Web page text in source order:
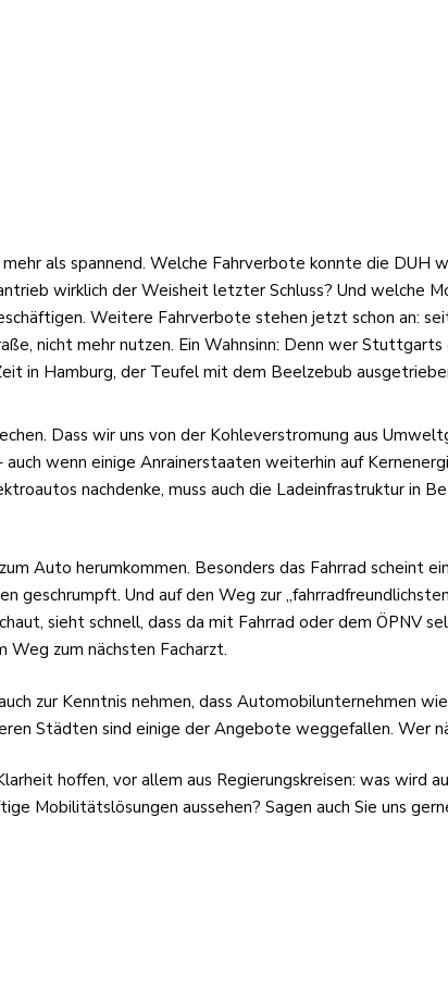
als spannend. Welche Fahrverbote konnte die DUH
wirklich der Weisheit letzter Schluss? Und welche
Weitere Fahrverbote stehen jetzt schon an:
nicht mehr nutzen. Ein Wahnsinn: Denn wer
in Hamburg, der Teufel mit dem Beelzebub
Dass wir uns von der Kohleverstromung aus
wenn einige Anrainerstaaten weiterhin auf
nachdenke, muss auch die Ladeinfrastruktur in
Auto herumkommen. Besonders das Fahrrad scheint
geschrumpft. Und auf den Weg zur
sieht schnell, dass da mit Fahrrad oder dem ÖPNV
Weg zum nächsten Facharzt.
zur Kenntnis nehmen, dass Automobilunternehmen
Städten sind einige der Angebote weggefallen. Wer
hoffen, vor allem aus Regierungskreisen: was wird
Mobilitätslösungen aussehen? Sagen auch Sie uns